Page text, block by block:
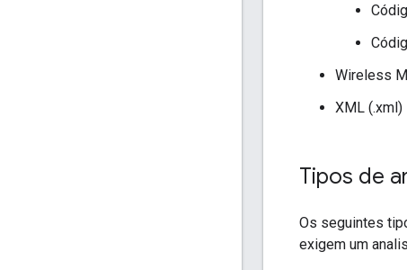
Wireless
XML (.xml)
Tipos de
Os seguintes
exigem um